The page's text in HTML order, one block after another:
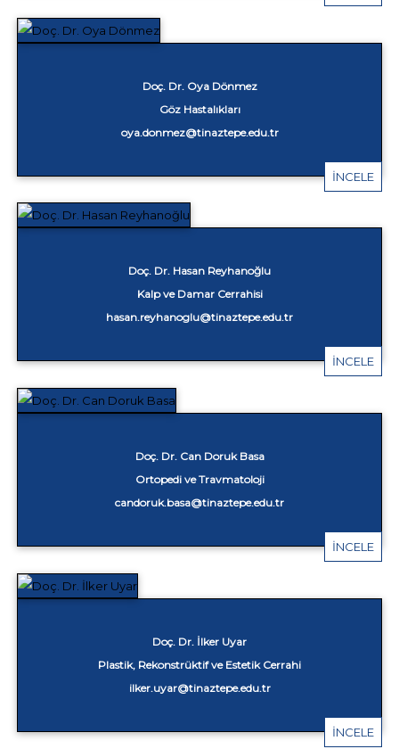
Doç. Dr. Oya Dönmez
Göz Hastalıkları
oya.donmez@tinaztepe.edu.tr
İNCELE
Doç. Dr. Hasan Reyhanoğlu
Kalp ve Damar Cerrahisi
hasan.reyhanoglu@tinaztepe.edu.tr
İNCELE
Doç. Dr. Can Doruk Basa
Ortopedi ve Travmatoloji
candoruk.basa@tinaztepe.edu.tr
İNCELE
Doç. Dr. İlker Uyar
Plastik, Rekonstrüktif ve Estetik Cerrahi
ilker.uyar@tinaztepe.edu.tr
İNCELE